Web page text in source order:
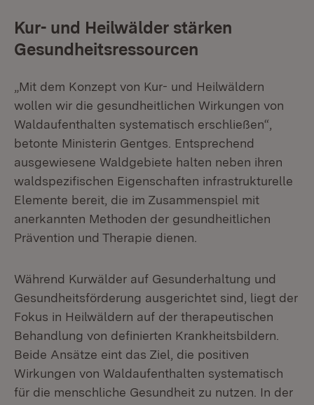
Kur- und Heilwälder stärken
Gesundheitsressourcen
„Mit dem Konzept von Kur- und Heilwäldern
wollen wir die gesundheitlichen Wirkungen von
Waldaufenthalten systematisch erschließen“,
betonte Ministerin Gentges. Entsprechend
ausgewiesene Waldgebiete halten neben ihren
waldspezifischen Eigenschaften infrastrukturelle
Elemente bereit, die im Zusammenspiel mit
anerkannten Methoden der gesundheitlichen
Prävention und Therapie dienen.
Während Kurwälder auf Gesunderhaltung und
Gesundheitsförderung ausgerichtet sind, liegt der
Fokus in Heilwäldern auf der therapeutischen
Behandlung von definierten Krankheitsbildern.
Beide Ansätze eint das Ziel, die positiven
Wirkungen von Waldaufenthalten systematisch
für die menschliche Gesundheit zu nutzen. In der